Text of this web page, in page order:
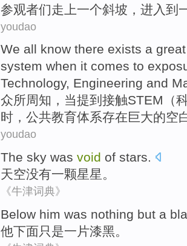
参观者们走上一个斜坡 ， 进入到
youdao
We all know there exists a great
system when it comes to
Technology, Engineering and
众所周知 ， 当提到 接触STEM （
时， 公共教育体系存在巨大的空
youdao
The sky was void of stars.
天空没有一颗星星。
《牛津词典》
Below him was nothing but a
他下面只是一 片漆黑。